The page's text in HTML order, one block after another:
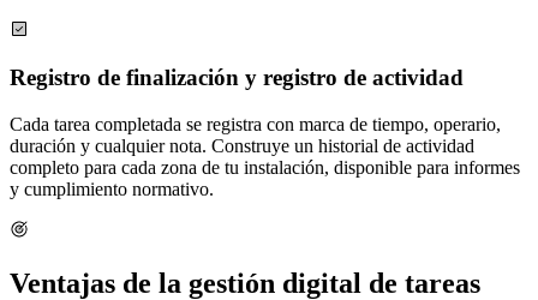
Registro de finalización y registro de actividad
Cada tarea completada se registra con marca de tiempo, operario,
duración y cualquier nota. Construye un historial de actividad
completo para cada zona de tu instalación, disponible para informes
y cumplimiento normativo.
Ventajas de la gestión digital de tareas